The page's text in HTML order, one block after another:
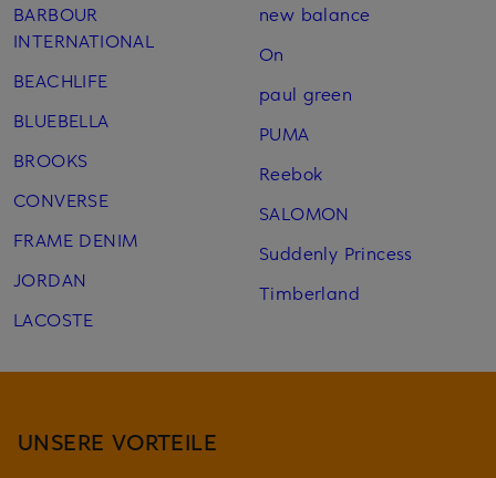
BARBOUR
INTERNATIONAL
BEACHLIFE
BLUEBELLA
BROOKS
CONVERSE
FRAME DENIM
JORDAN
LACOSTE
new balance
On
paul green
PUMA
Reebok
SALOMON
Suddenly Princess
Timberland
UNSERE VORTEILE